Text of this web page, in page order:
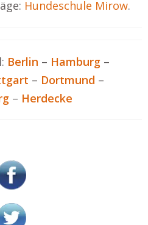
Hundeschule Mirow.
Berlin – Hamburg –
– Dortmund –
– Herdecke